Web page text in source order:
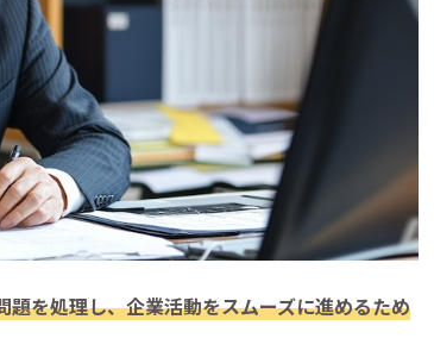
を処理し、企業活動をスムーズに進めるため